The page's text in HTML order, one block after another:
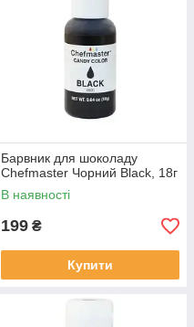
Барвник для шоколаду
Chefmaster Чорний Black, 18г
В наявності
199 ₴
Купити